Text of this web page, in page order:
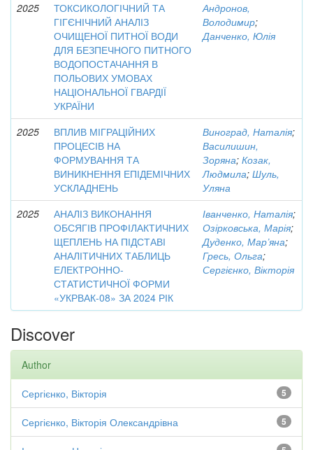
2025
ТОКСИКОЛОГІЧНИЙ ТА
ГІГЄНІЧНИЙ АНАЛІЗ
ОЧИЩЕНОЇ ПИТНОЇ ВОДИ
ДЛЯ БЕЗПЕЧНОГО ПИТНОГО
ВОДОПОСТАЧАННЯ В
ПОЛЬОВИХ УМОВАХ
НАЦІОНАЛЬНОЇ ГВАРДІЇ
УКРАЇНИ
Андронов,
Володимир;
Данченко, Юлія
2025
ВПЛИВ МІГРАЦІЙНИХ
ПРОЦЕСІВ НА
ФОРМУВАННЯ ТА
ВИНИКНЕННЯ ЕПІДЕМІЧНИХ
УСКЛАДНЕНЬ
Виноград, Наталія;
Василишин,
Зоряна; Козак,
Людмила; Шуль,
Уляна
2025
АНАЛІЗ ВИКОНАННЯ
ОБСЯГІВ ПРОФІЛАКТИЧНИХ
ЩЕПЛЕНЬ НА ПІДСТАВІ
АНАЛІТИЧНИХ ТАБЛИЦЬ
ЕЛЕКТРОННО-
СТАТИСТИЧНОЇ ФОРМИ
«УКРВАК-08» ЗА 2024 РІК
Іванченко, Наталія;
Озірковська, Марія;
Дуденко, Мар’яна;
Гресь, Ольга;
Сергієнко, Вікторія
Discover
Author
5
Сергієнко, Вікторія
5
Сергієнко, Вікторія Олександрівна